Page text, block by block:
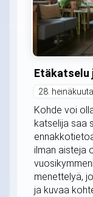
Etäkatselu
28.
Kohde voi
katselija saa
ilman aisteja
menettelyä,
ja kuvaa